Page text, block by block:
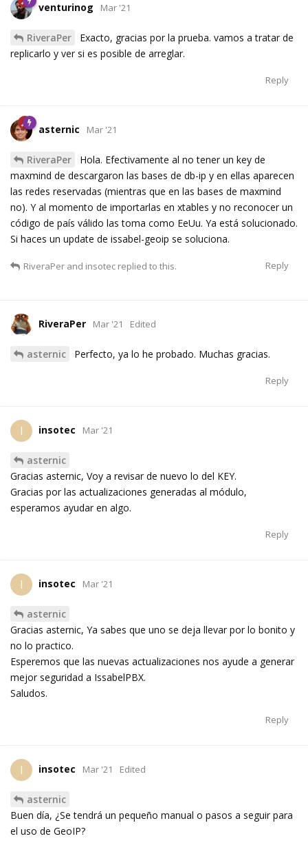
venturinog Mar '21
RiveraPer
Exacto, gracias por la prueba. vamos a tratar de
replicarlo y ver si es posible de arreglar.
Reply
asternic Mar '21
RiveraPer
Hola. Efectivamente al no tener un key de
maxmind de descargaron las bases de db-ip y en ellas aparecen
las redes reservadas (mientras que en las bases de maxmind
no). Y al momento de importarlas en xtables y no reconocer un
código de país válido las toma como EeUu. Ya está solucionado.
Si haces un update de issabel-geoip se soluciona.
Reply
RiveraPer and insotec replied to this.
RiveraPer Mar '21 Edited
asternic Perfecto, ya lo he probado. Muchas gracias.
Reply
I insotec Mar '21
asternic
Gracias asternic, Voy a revisar de nuevo lo del KEY.
Gracias por las actualizaciones generadas al módulo,
esperamos ayudar en algo.
Reply
I insotec Mar '21
asternic
Gracias asternic, Ya sabes que uno se deja llevar por lo bonito y
no lo practico.
Esperemos que las nuevas actualizaciones nos ayude a generar
mejor seguridad a IssabelPBX.
Saludos.
Reply
I insotec Mar '21 Edited
asternic
Buen día, ¿Se tendrá un pequeño manual o pasos a seguir para
el uso de GeoIP?